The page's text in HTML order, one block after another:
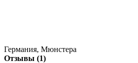
Германия, Мюнстера
Отзывы (1)